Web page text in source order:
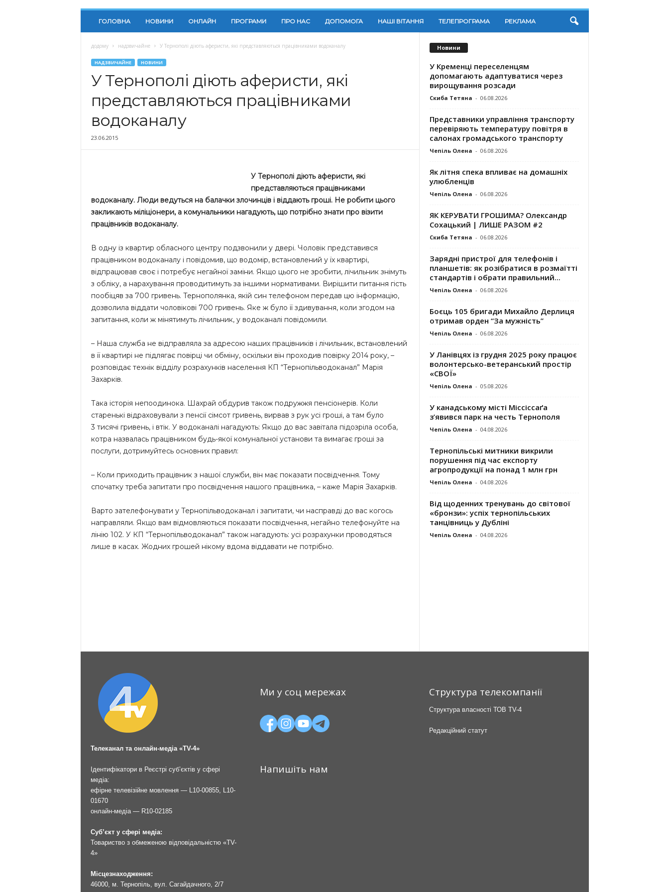
ГОЛОВНА НОВИНИ ОНЛАЙН ПРОГРАМИ ПРО НАС ДОПОМОГА НАШІ ВІТАННЯ ТЕЛЕПРОГРАМА РЕКЛАМА
додому надзвичайне У Тернополі діють аферисти, які представляються працівниками водоканалу
НАДЗВИЧАЙНЕ НОВИНИ
У Тернополі діють аферисти, які
представляються працівниками
водоканалу
23.06.2015
У Тернополі діють аферисти, які
представляються працівниками
водоканалу. Люди ведуться на балачки злочинців і віддають гроші. Не робити цього
закликають міліціонери, а комунальники нагадують, що потрібно знати про візити
працівників водоканалу.
В одну із квартир обласного центру подзвонили у двері. Чоловік представився
працівником водоканалу і повідомив, що водомір, встановлений у їх квартирі,
відпрацював своє і потребує негайної заміни. Якщо цього не зробити, лічильник знімуть
з обліку, а нарахування проводитимуть за іншими нормативами. Вирішити питання гість
пообіцяв за 700 гривень. Тернополянка, якій син телефоном передав цю інформацію,
дозволила віддати чоловікові 700 гривень. Яке ж було її здивування, коли згодом на
запитання, коли ж мінятимуть лічильник, у водоканалі повідомили.
– Наша служба не відправляла за адресою наших працівників і лічильник, встановлений
в її квартирі не підлягає повірці чи обміну, оскільки він проходив повірку 2014 року, –
розповідає технік відділу розрахунків населення КП “Тернопільводоканал” Марія
Захарків.
Така історія непоодинока. Шахрай обдурив також подружжя пенсіонерів. Коли
старенькі відраховували з пенсії сімсот гривень, вирвав з рук усі гроші, а там було
3 тисячі гривень, і втік. У водоканалі нагадують: Якщо до вас завітала підозріла особа,
котра назвалась працівником будь-якої комунальної установи та вимагає гроші за
послуги, дотримуйтесь основних правил:
– Коли приходить працівник з нашої служби, він має показати посвідчення. Тому
спочатку треба запитати про посвідчення нашого працівника, – каже Марія Захарків.
Варто зателефонувати у Тернопільводоканал і запитати, чи насправді до вас когось
направляли. Якщо вам відмовляються показати посвідчення, негайно телефонуйте на
лінію 102. У КП “Тернопільводоканал” також нагадують: усі розрахунки проводяться
лише в касах. Жодних грошей нікому вдома віддавати не потрібно.
Новини
У Кременці переселенцям
допомагають адаптуватися через
вирощування розсади
Скиба Тетяна - 06.08.2026
Представники управління транспорту
перевіряють температуру повітря в
салонах громадського транспорту
Чепіль Олена - 06.08.2026
Як літня спека впливає на домашніх
улюбленців
Чепіль Олена - 06.08.2026
ЯК КЕРУВАТИ ГРОШИМА? Олександр
Сохацький | ЛИШЕ РАЗОМ #2
Скиба Тетяна - 06.08.2026
Зарядні пристрої для телефонів і
планшетів: як розібратися в розмаїтті
стандартів і обрати правильний...
Чепіль Олена - 06.08.2026
Боєць 105 бригади Михайло Дерлиця
отримав орден “За мужність”
Чепіль Олена - 06.08.2026
У Ланівцях із грудня 2025 року працює
волонтерсько-ветеранський простір
«СВОЇ»
Чепіль Олена - 05.08.2026
У канадському місті Міссіссаґа
з’явився парк на честь Тернополя
Чепіль Олена - 04.08.2026
Тернопільські митники викрили
порушення під час експорту
агропродукції на понад 1 млн грн
Чепіль Олена - 04.08.2026
Від щоденних тренувань до світової
«бронзи»: успіх тернопільських
танцівниць у Дубліні
Чепіль Олена - 04.08.2026
Телеканал та онлайн-медіа «TV-4»
Ідентифікатори в Реєстрі суб’єктів у сфері
медіа:
ефірне телевізійне мовлення — L10-00855, L10-
01670
онлайн-медіа — R10-02185
Суб’єкт у сфері медіа:
Товариство з обмеженою відповідальністю «TV-
4»
Місцезнаходження:
46000, м. Тернопіль, вул. Сагайдачного, 2/7
Ми у соц мережах
Напишіть нам
Структура телекомпанії
Структура власності ТОВ TV-4
Редакційний статут